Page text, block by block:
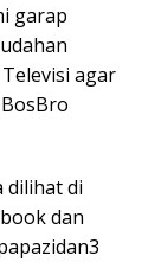
garap
agar
dilihat di
dan